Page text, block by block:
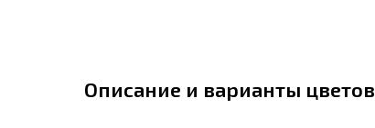
Описание и варианты цветов